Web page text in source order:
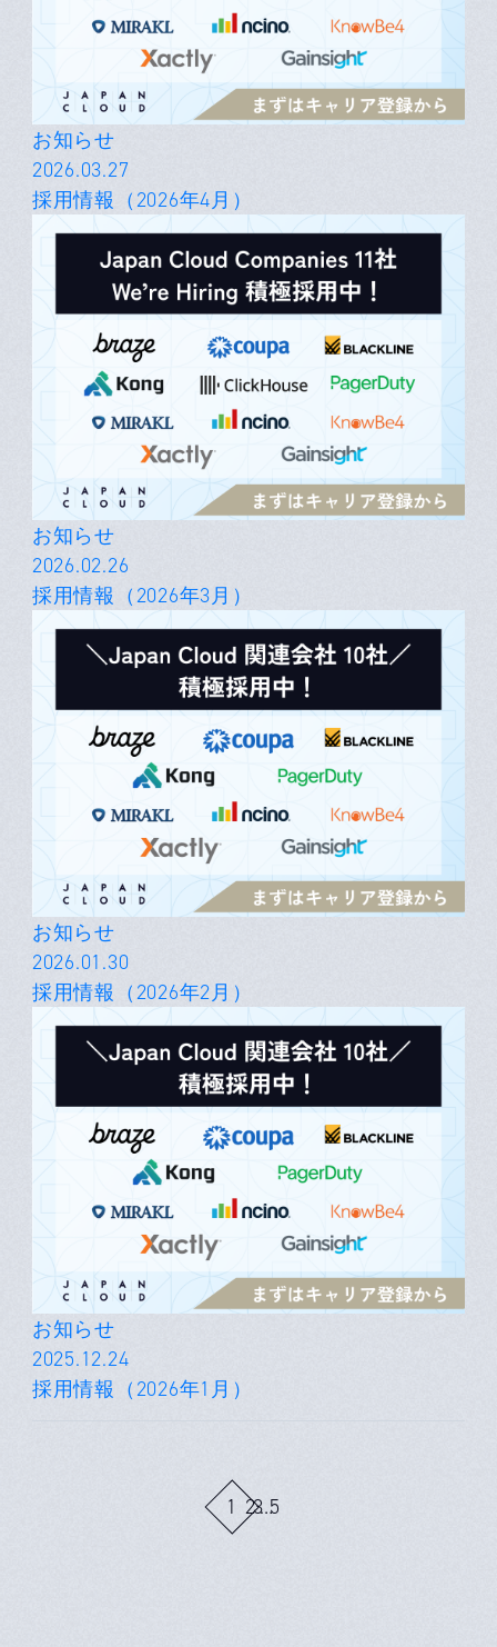
お知らせ
2026.03.27
採用情報（2026年4月）
お知らせ
2026.02.26
採用情報（2026年3月）
お知らせ
2026.01.30
採用情報（2026年2月）
お知らせ
2025.12.24
採用情報（2026年1月）
1 23…5